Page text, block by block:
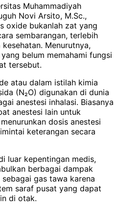
Muhammadiyah
Novi Arsito, M.Sc.,
oxide bukanlah zat yang
sembarangan, terlebih
Menurutnya,
belum memahami fungsi
tersebut.
atau dalam istilah kimia
(N₂O) digunakan di dunia
anestesi inhalasi. Biasanya
anestesi lain untuk
dosis anestesi
keterangan secara
luar kepentingan medis,
berbagai dampak
gas tawa karena
saraf pusat yang dapat
di otak.